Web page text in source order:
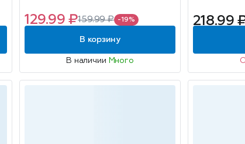
духовых шкафов,
сковородок, 500мл
129.99 ₽159.99 ₽ -19%
В корзину
В наличии Много
218.99